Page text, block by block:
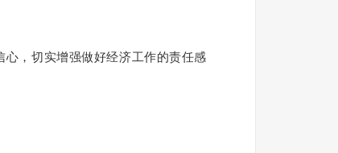
，切实增强做好经济工作的责任感